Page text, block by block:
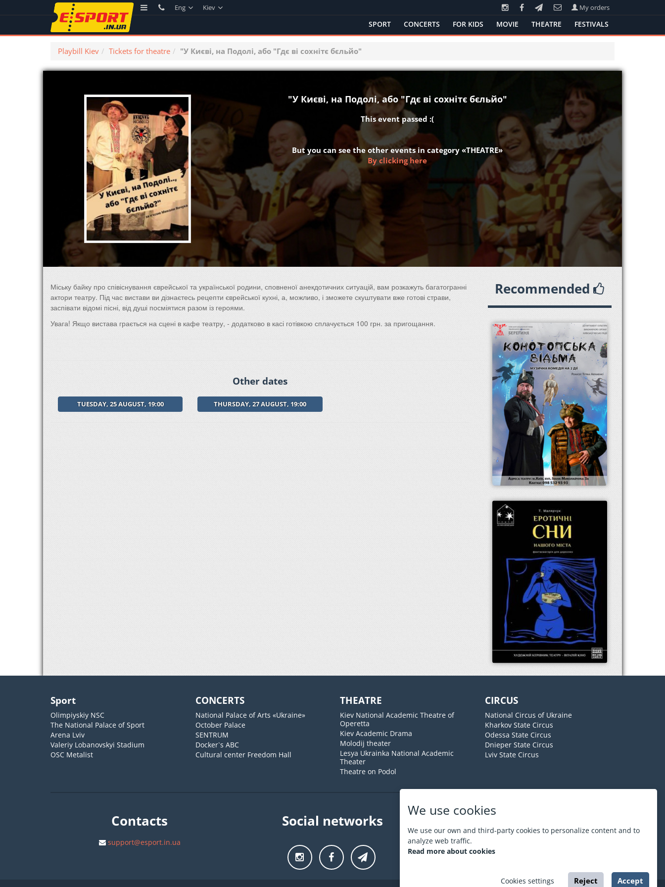
We use cookies
We use our own and third-party cookies to personalize content and to
analyze web traffic.
Read more about cookies
Cookies settings Reject Accept
Eng Kiev My orders
SPORT CONCERTS FOR KIDS MOVIE THEATRE FESTIVALS
Playbill Kiev Tickets for theatre "У Києві, на Подолі, або "Гдє ві сохнітє бєльйо"
"У Києві, на Подолі, або "Гдє ві сохнітє бєльйо"
This event passed :(
But you can see the other events in category «THEATRE»
By clicking here
Міську байку про співіснування єврейської та української родини, сповненої анекдотичних ситуацій, вам розкажуть багатогранні
актори театру. Під час вистави ви дізнаєтесь рецепти єврейської кухні, а, можливо, і зможете скуштувати вже готові страви,
заспівати відомі пісні, від душі посміятися разом із героями.
Увага! Якщо вистава грається на сцені в кафе театру, - додатково в касі готівкою сплачується 100 грн. за пригощання.
Other dates
TUESDAY, 25 AUGUST, 19:00 THURSDAY, 27 AUGUST, 19:00
Recommended
Sport
Olimpiyskiy NSC
The National Palace of Sport
Arena Lviv
Valeriy Lobanovskyi Stadium
OSC Metalist
CONCERTS
National Palace of Arts «Ukraine»
October Palace
SENTRUM
Docker`s ABC
Cultural center Freedom Hall
THEATRE
Kiev National Academic Theatre of
Operetta
Kiev Academic Drama
Molodij theater
Lesya Ukrainka National Academic
Theater
Theatre on Podol
CIRCUS
National Circus of Ukraine
Kharkov State Circus
Odessa State Circus
Dnieper State Circus
Lviv State Circus
Contacts
support@esport.in.ua
Social networks About ESPORT